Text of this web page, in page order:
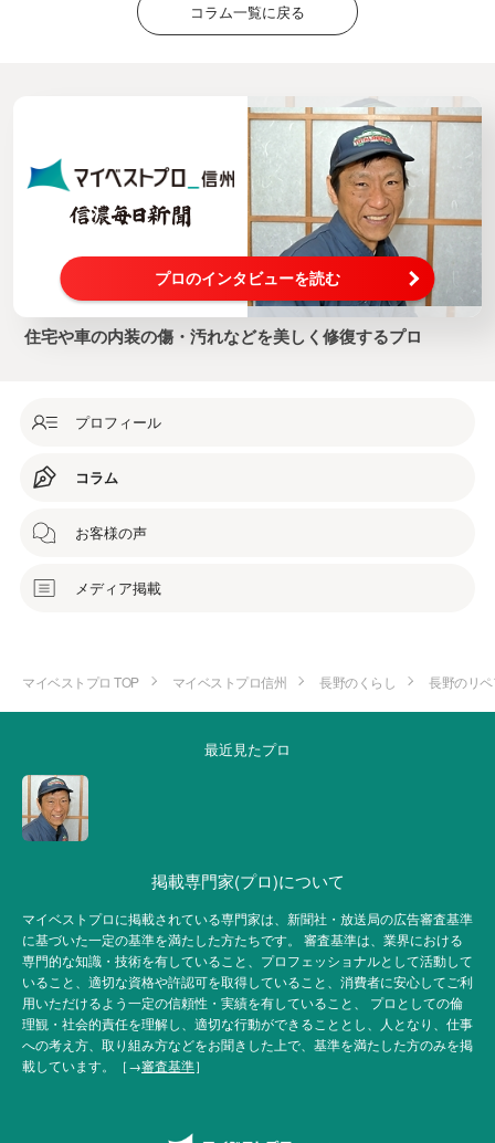
コラム一覧に戻る
プロのインタビューを読む
住宅や車の内装の傷・汚れなどを美しく修復するプロ
プロフィール
コラム
お客様の声
メディア掲載
マイベストプロ TOP マイベストプロ信州 長野のくらし 長野のリ
最近見たプロ
掲載専門家(プロ)について
マイベストプロに掲載されている専門家は、新聞社・放送局の広告審査基準
に基づいた一定の基準を満たした方たちです。 審査基準は、業界における
専門的な知識・技術を有していること、プロフェッショナルとして活動して
いること、適切な資格や許認可を取得していること、消費者に安心してご利
用いただけるよう一定の信頼性・実績を有していること、 プロとしての倫
理観・社会的責任を理解し、適切な行動ができることとし、人となり、仕事
への考え方、取り組み方などをお聞きした上で、基準を満たした方のみを掲
載しています。［→審査基準］